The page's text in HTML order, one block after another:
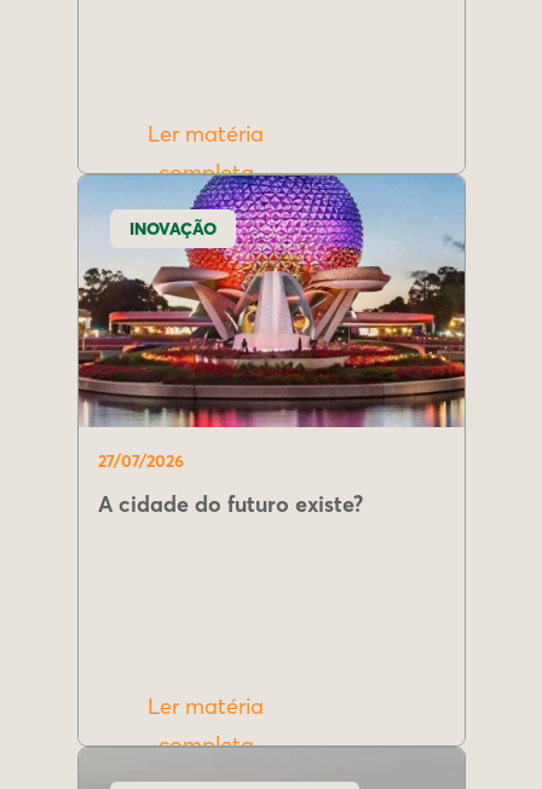
Ler matéria
completa
INOVAÇÃO
27/07/2026
A cidade do futuro existe?
Ler matéria
completa